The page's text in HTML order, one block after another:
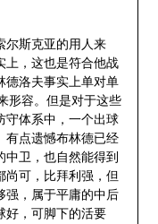
尔斯克亚的用人来
上，这也是符合他战
德洛夫事实上单对单
形容。但是对于这些
守体系中，一个出球
有点遗憾布林德已经
卫，也自然能得到
尚可，比拜利强，但
强，属于平庸的中后
好，可脚下的活要